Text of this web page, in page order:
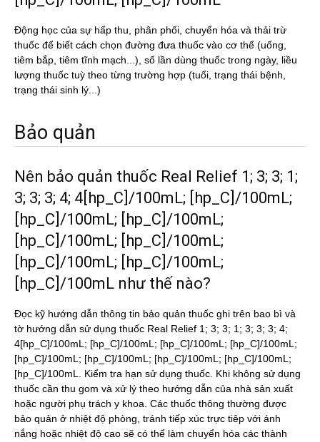
Động học của sự hấp thu, phân phối, chuyển hóa và thải trừ
thuốc để biết cách chọn đường đưa thuốc vào cơ thể (uống,
tiêm bắp, tiêm tĩnh mạch...), số lần dùng thuốc trong ngày, liều
lượng thuốc tuỳ theo từng trường hợp (tuổi, trạng thái bệnh,
trạng thái sinh lý...)
Bảo quản
Nên bảo quản thuốc Real Relief 1; 3; 3; 1;
3; 3; 3; 4; 4[hp_C]/100mL; [hp_C]/100mL;
[hp_C]/100mL; [hp_C]/100mL;
[hp_C]/100mL; [hp_C]/100mL;
[hp_C]/100mL; [hp_C]/100mL;
[hp_C]/100mL như thế nào?
Đọc kỹ hướng dẫn thông tin bảo quản thuốc ghi trên bao bì và
tờ hướng dẫn sử dụng thuốc Real Relief 1; 3; 3; 1; 3; 3; 3; 4;
4[hp_C]/100mL; [hp_C]/100mL; [hp_C]/100mL; [hp_C]/100mL;
[hp_C]/100mL; [hp_C]/100mL; [hp_C]/100mL; [hp_C]/100mL;
[hp_C]/100mL. Kiểm tra hạn sử dụng thuốc. Khi không sử dụng
thuốc cần thu gom và xử lý theo hướng dẫn của nhà sản xuất
hoặc người phụ trách y khoa. Các thuốc thông thường được
bảo quản ở nhiệt độ phòng, tránh tiếp xúc trực tiêp với ánh
nắng hoặc nhiệt độ cao sẽ có thể làm chuyển hóa các thành